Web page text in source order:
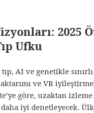
2025
Ufku
tıp, AI ve genetikle
ve VR
göre, uzaktan
iyi denetleyecek.